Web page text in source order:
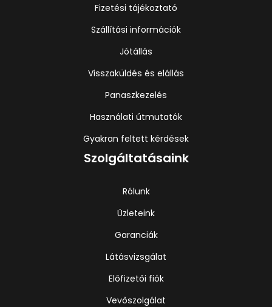
Fizetési tájékoztató
Szállítási információk
Jótállás
Visszaküldés és elállás
Panaszkezelés
Használati útmutatók
Gyakran feltett kérdések
Szolgáltatásaink
Rólunk
Üzleteink
Garanciák
Látásvizsgálat
Előfizetői fiók
Vevőszolgálat